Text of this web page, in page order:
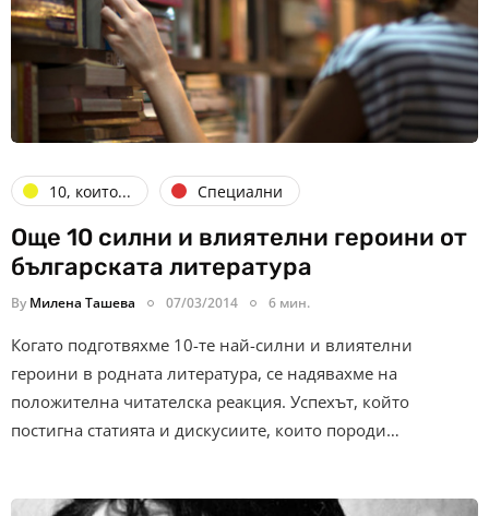
10, които... Специални
Още 10 силни и влиятелни героини от
българската литература
By Милена Ташева 07/03/2014 6 мин.
Когато подготвяхме 10-те най-силни и влиятелни
героини в родната литература, се надявахме на
положителна читателска реакция. Успехът, който
постигна статията и дискусиите, които породи…